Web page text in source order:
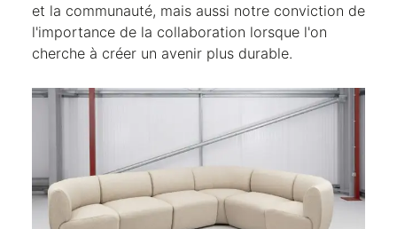
et la communauté, mais aussi notre conviction de
l'importance de la collaboration lorsque l'on
cherche à créer un avenir plus durable.